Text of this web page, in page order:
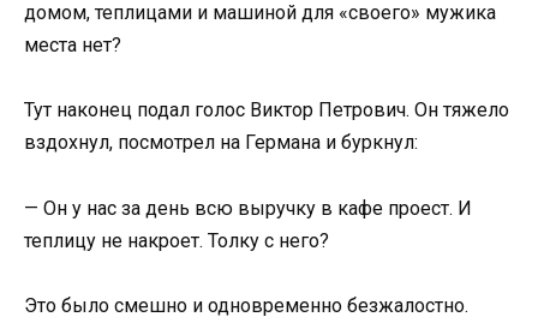
домом, теплицами и машиной для «своего» мужика
места нет?
Тут наконец подал голос Виктор Петрович. Он тяжело
вздохнул, посмотрел на Германа и буркнул:
— Он у нас за день всю выручку в кафе проест. И
теплицу не накроет. Толку с него?
Это было смешно и одновременно безжалостно.